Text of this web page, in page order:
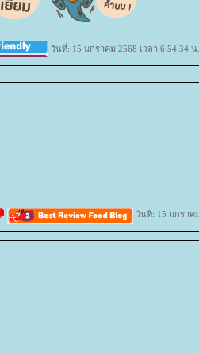
วันที่: 15 มกราคม 2568 เวลา:6:54:34 น.
วันที่: 15 มกราค